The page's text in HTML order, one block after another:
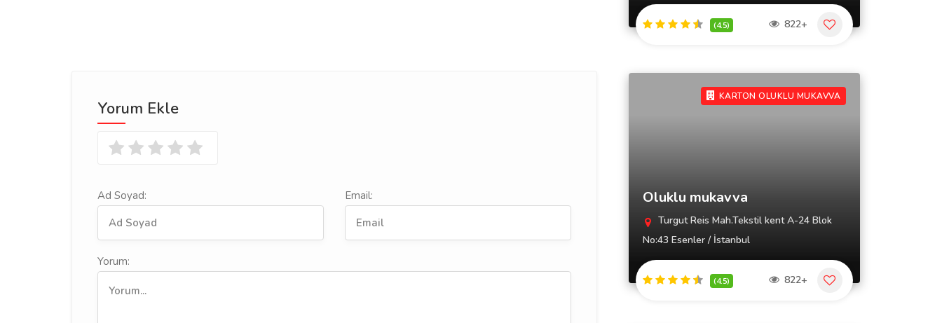
Yorum Ekle
Ad Soyad: Email:
Yorum:
(4.5) 822+
KARTON OLUKLU MUKAVVA
Oluklu mukavva
Turgut Reis Mah.Tekstil kent A-24 Blok
No:43 Esenler / İstanbul
(4.5) 822+